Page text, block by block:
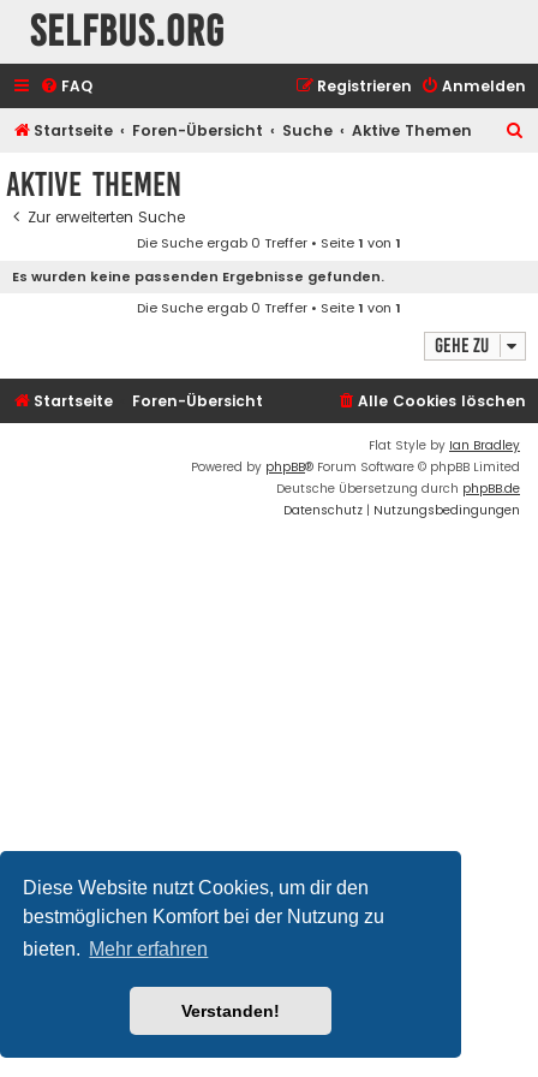
Diese Website nutzt Cookies, um dir den
bestmöglichen Komfort bei der Nutzung zu
bieten. Mehr erfahren
Verstanden!
selfbus.org
FAQ Anmelden
Registrieren
Startseite Foren-Übersicht Suche Aktive Themen
Aktive Themen
Zur erweiterten Suche
Die Suche ergab 0 Treffer • Seite1 von 1
Es wurden keine passenden Ergebnisse gefunden.
Die Suche ergab 0 Treffer • Seite1 von 1
Gehe zu
Startseite Foren-Übersicht Alle Cookies löschen
Flat Style by Ian Bradley
Powered by phpBB® Forum Software © phpBB Limited
Deutsche Übersetzung durch phpBB.de
Datenschutz | Nutzungsbedingungen